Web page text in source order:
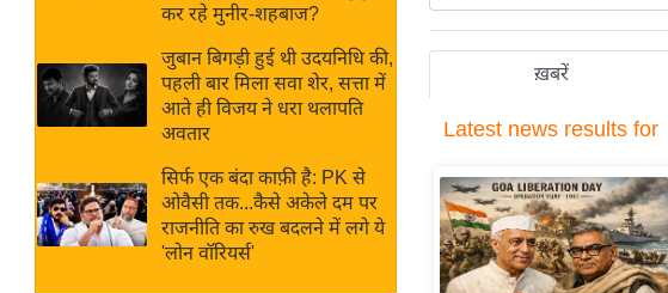
Live
News in
Hindi
अंतर्राष्ट्रीय
बिज़नेस
उद्योग
विशेषज्ञ
राय
कर रहे मुनीर-शहबाज?
जुबान बिगड़ी हुई थी उदयनिधि की,
पहली बार मिला सवा शेर, सत्ता में
आते ही विजय ने धरा थलापति
अवतार
सिर्फ एक बंदा काफ़ी है: PK से
ओवैसी तक...कैसे अकेले दम पर
राजनीति का रुख बदलने में लगे ये
'लोन वॉरियर्स'
ख़बरें
Latest news results for